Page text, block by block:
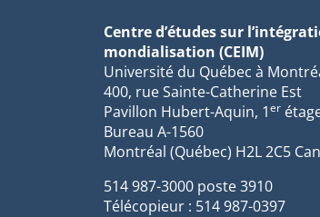
Centre d’études sur
mondialisation (CEIM)
Université du Québec à
400, rue Sainte-Catherine Est
Pavillon Hubert-Aquin, 1er
Bureau A-1560
Montréal (Québec) H2L 2C5
514 987-3000 poste 3910
Télécopieur : 514 987-0397